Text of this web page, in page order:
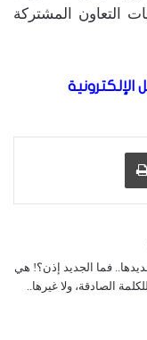
التعاون المشتركة
طباعة
فما الجديد إذن؟! هي
الصادقة، ولا غيرها..